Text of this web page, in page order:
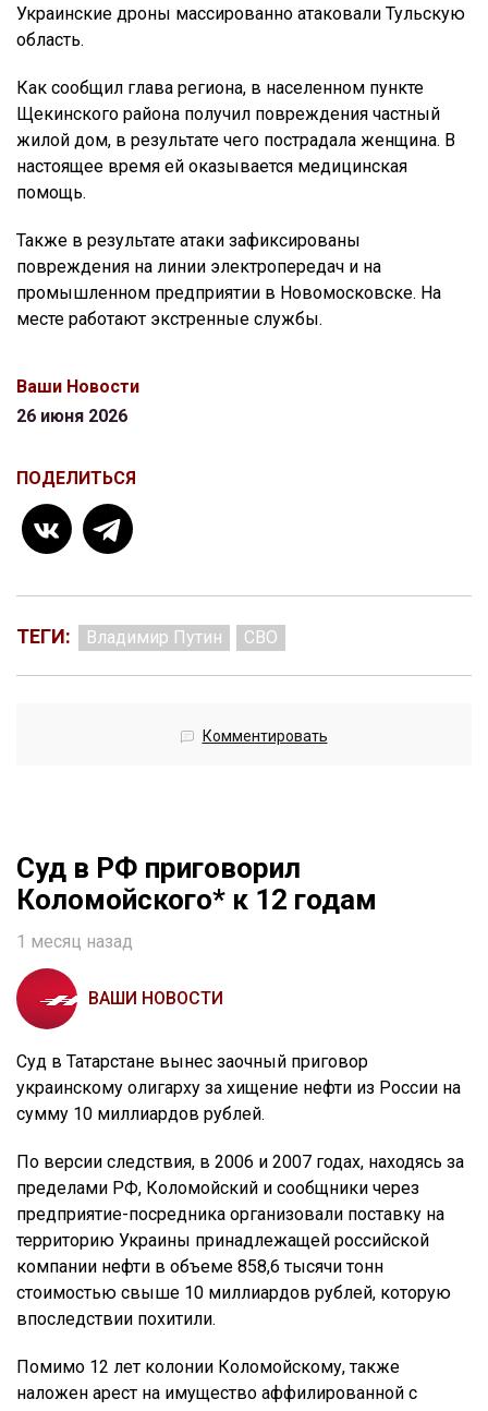
Украинские дроны массированно атаковали Тульскую
область.
Как сообщил глава региона, в населенном пункте
Щекинского района получил повреждения частный
жилой дом, в результате чего пострадала женщина. В
настоящее время ей оказывается медицинская
помощь.
Также в результате атаки зафиксированы
повреждения на линии электропередач и на
промышленном предприятии в Новомосковске. На
месте работают экстренные службы.
Ваши Новости
26 июня 2026
ПОДЕЛИТЬСЯ
ТЕГИ: Владимир Путин СВО
Комментировать
Суд в РФ приговорил
Коломойского* к 12 годам
1 месяц назад
ВАШИ НОВОСТИ
Суд в Татарстане вынес заочный приговор
украинскому олигарху за хищение нефти из России на
сумму 10 миллиардов рублей.
По версии следствия, в 2006 и 2007 годах, находясь за
пределами РФ, Коломойский и сообщники через
предприятие-посредника организовали поставку на
территорию Украины принадлежащей российской
компании нефти в объеме 858,6 тысячи тонн
стоимостью свыше 10 миллиардов рублей, которую
впоследствии похитили.
Помимо 12 лет колонии Коломойскому, также
наложен арест на имущество аффилированной с